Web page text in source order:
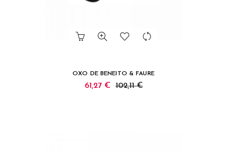
OXO DE BENEITO & FAURE
61,27 € 102,11 €